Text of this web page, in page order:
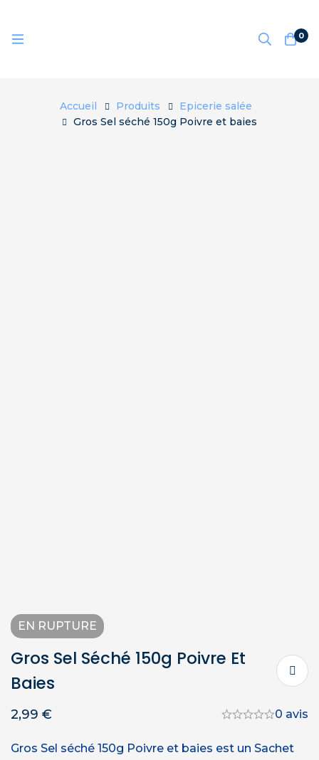
0
Accueil Produits
Epicerie salée
Gros Sel séché 150g Poivre et baies
EN RUPTURE
Gros Sel Séché 150g Poivre Et
Baies
2,99 € 0 avis
Gros Sel séché 150g Poivre et baies est un Sachet